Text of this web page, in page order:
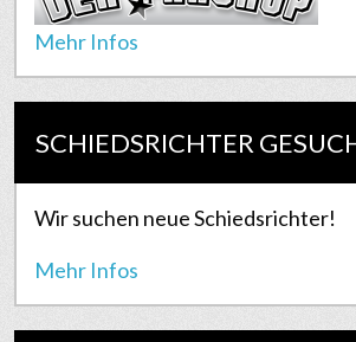
Mehr Infos
SCHIEDSRICHTER
Wir suchen neue Schiedsrichter!
Mehr Infos